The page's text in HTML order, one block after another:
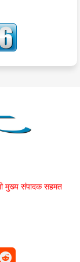
मुख्य संपादक सहमत